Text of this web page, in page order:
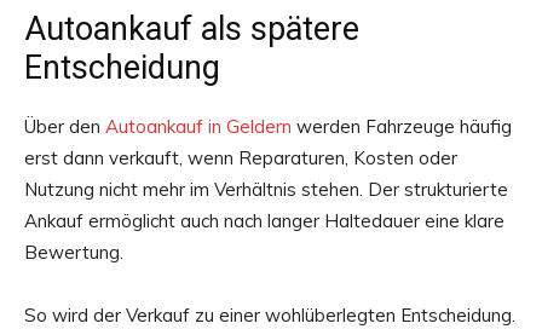
Autoankauf als spätere
Entscheidung
Über den Autoankauf in Geldern werden Fahrzeuge häufig
erst dann verkauft, wenn Reparaturen, Kosten oder
Nutzung nicht mehr im Verhältnis stehen. Der strukturierte
Ankauf ermöglicht auch nach langer Haltedauer eine klare
Bewertung.
So wird der Verkauf zu einer wohlüberlegten Entscheidung.